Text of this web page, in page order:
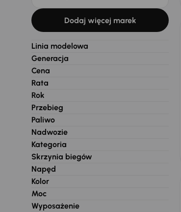
Dodaj więcej marek
Linia modelowa
Generacja
Cena
Rata
Rok
Przebieg
Paliwo
Nadwozie
Kategoria
Skrzynia biegów
Napęd
Kolor
Moc
Wyposażenie